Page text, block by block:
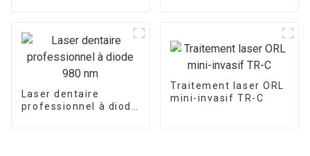
980nm
Laser dentaire
professionnel à diode
Traitement laser ORL
mini-invasif TR-C